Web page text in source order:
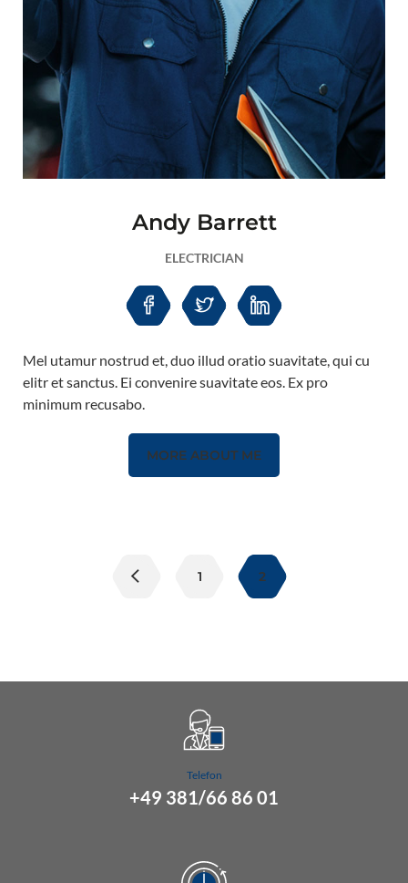
Andy Barrett
ELECTRICIAN
Mel utamur nostrud et, duo illud oratio suavitate, qui cu
elitr et sanctus. Ei convenire suavitate eos. Ex pro
minimum recusabo.
MORE ABOUT ME
Seitennummerierung
Beiträge
1 2
Telefon
+49 381/66 86 01